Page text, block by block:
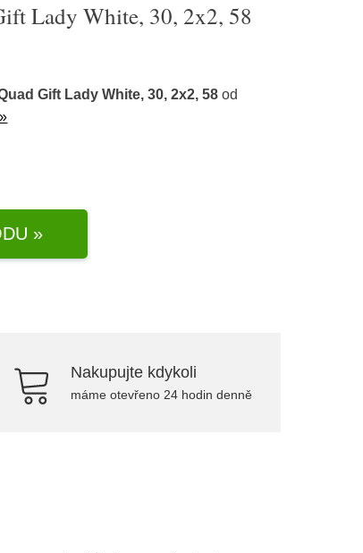
Lady White, 30, 2x2, 58
Gift Lady White, 30, 2x2, 58 od
»
Nakupujte kdykoli
máme otevřeno 24 hodin denně